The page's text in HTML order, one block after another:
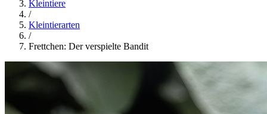
Kleintiere
/
Kleintierarten
/
Frettchen: Der verspielte Bandit